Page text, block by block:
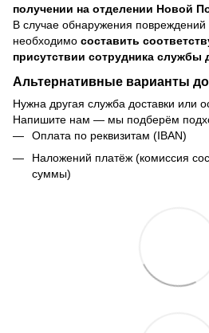
получении на отделении Новой
В случае обнаружения повреждений
необходимо составить
присутствии сотрудника службы
Альтернативные варианты
Нужна другая служба доставки или
Напишите нам — мы подберём
Оплата по реквизитам (IBAN)
Наложений платёж (комиссия
суммы)